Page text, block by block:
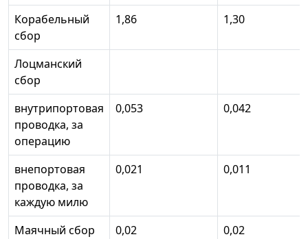
Корабельный
сбор
1,86 1,30
Лоцманский
сбор
внутрипортовая
проводка, за
операцию
0,053 0,042
внепортовая
проводка, за
каждую милю
0,021 0,011
Маячный сбор 0,02
0,02